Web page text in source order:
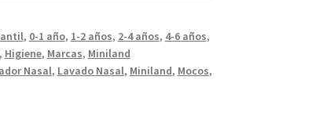
, 0-1 año, 1-2 años, 2-4 años, 4-6 años,
, Higiene, Marcas, Miniland
Nasal, Lavado Nasal, Miniland, Mocos,